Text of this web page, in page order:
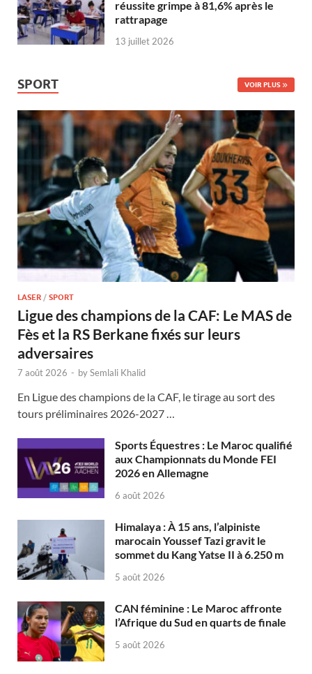
réussite grimpe à 81,6% après le
rattrapage
13 juillet 2026
SPORT VOIR PLUS
LASER / SPORT
Ligue des champions de la CAF: Le MAS de
Fès et la RS Berkane fixés sur leurs
adversaires
7 août 2026 - bySemlali Khalid
En Ligue des champions de la CAF, le tirage au sort des
tours préliminaires 2026-2027 …
Sports Équestres : Le Maroc qualifié
aux Championnats du Monde FEI
2026 en Allemagne
6 août 2026
Himalaya : À 15 ans, l’alpiniste
marocain Youssef Tazi gravit le
sommet du Kang Yatse II à 6.250 m
5 août 2026
CAN féminine : Le Maroc affronte
l’Afrique du Sud en quarts de finale
5 août 2026